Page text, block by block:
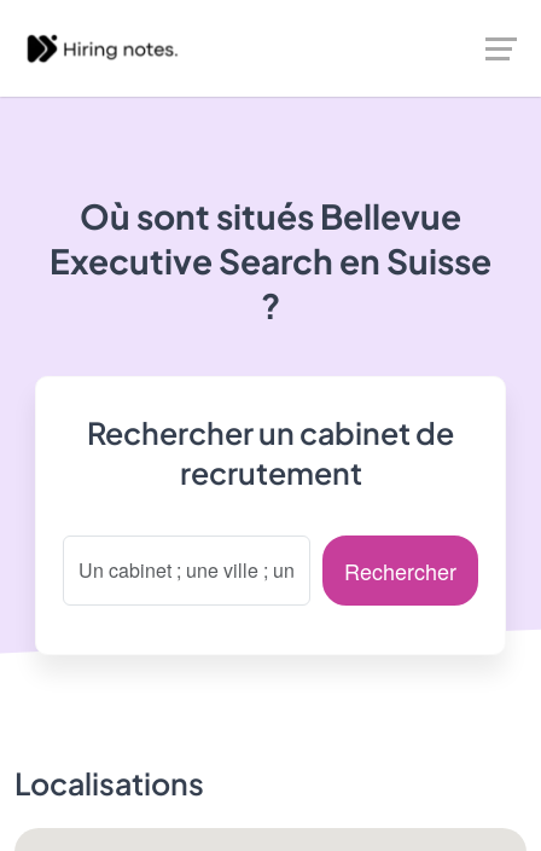
Où sont situés Bellevue
Executive Search en Suisse
?
Rechercher un cabinet de
recrutement
Rechercher
Localisations